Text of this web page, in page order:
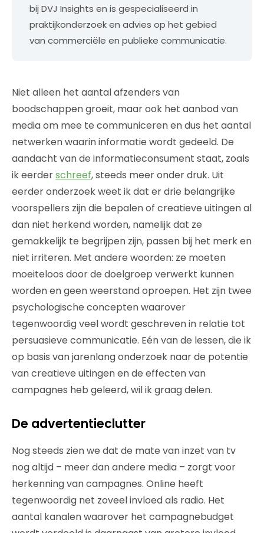
bij DVJ Insights en is gespecialiseerd in
praktijkonderzoek en advies op het gebied
van commerciële en publieke communicatie.
Niet alleen het aantal afzenders van
boodschappen groeit, maar ook het aanbod van
media om mee te communiceren en dus het aantal
netwerken waarin informatie wordt gedeeld. De
aandacht van de informatieconsument staat, zoals
ik eerderschreef, steeds meer onder druk. Uit
eerder onderzoek weet ik dat er drie belangrijke
voorspellers zijn die bepalen of creatieve uitingen al
dan niet herkend worden, namelijk dat ze
gemakkelijk te begrijpen zijn, passen bij het merk en
niet irriteren. Met andere woorden: ze moeten
moeiteloos door de doelgroep verwerkt kunnen
worden en geen weerstand oproepen. Het zijn twee
psychologische concepten waarover
tegenwoordig veel wordt geschreven in relatie tot
persuasieve communicatie. Eén van de lessen, die ik
op basis van jarenlang onderzoek naar de potentie
van creatieve uitingen en de effecten van
campagnes heb geleerd, wil ik graag delen.
De advertentieclutter
Nog steeds zien we dat de mate van inzet van tv
nog altijd – meer dan andere media – zorgt voor
herkenning van campagnes. Online heeft
tegenwoordig net zoveel invloed als radio. Het
aantal kanalen waarover het campagnebudget